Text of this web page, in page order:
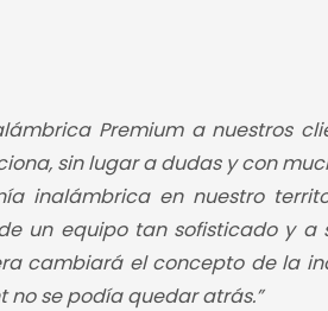
Premium a nuestros
sin lugar a dudas y con
inalámbrica en nuestro
un equipo tan sofisticado y a
cambiará el concepto de la
se podía quedar atrás.”